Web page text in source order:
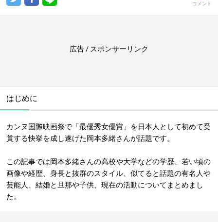
コメント
広告 / スポンサーリンク
はじめに
カンヌ国際映画祭で「最優秀女優賞」を日本人として初めて受
賞する快挙を成し遂げた岡本多緒さんが話題です。
この記事では岡本多緒さんの高校や大学などの学歴、若い頃の
画像や経歴、身長と抜群のスタイル、似てると話題の有名人や
芸能人、結婚と旦那や子供、現在の活動についてまとめまし
た。